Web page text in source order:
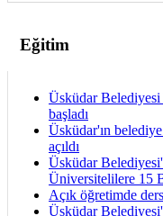
Eğitim
Üsküdar Belediyesi
başladı
Üsküdar'ın
açıldı
Üsküdar
Üniversitelilere 15
Açık öğretimde
Üsküdar